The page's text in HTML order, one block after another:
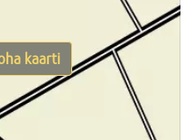
kaarti